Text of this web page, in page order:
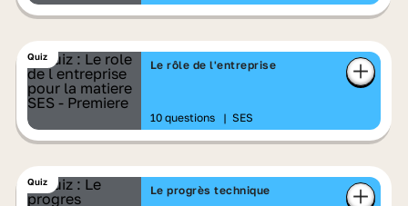
Quiz
Le rôle de l'entreprise
10 questions | SES
Quiz
Le progrès technique